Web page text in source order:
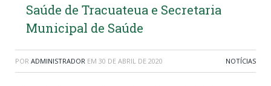
Saúde de Tracuateua e Secretaria
Municipal de Saúde
POR ADMINISTRADOR EM 30 DE ABRIL DE 2020 NOTÍCIAS